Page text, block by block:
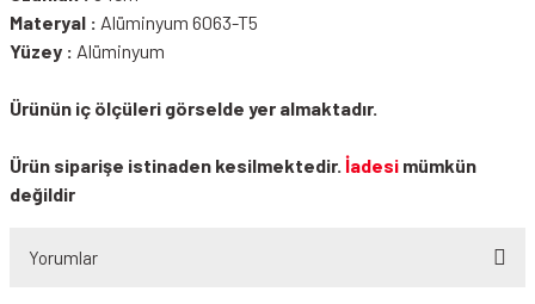
Materyal : Alüminyum 6063-T5
Yüzey : Alüminyum
Ürünün iç ölçüleri görselde yer almaktadır.
Ürün siparişe istinaden kesilmektedir. İadesi mümkün
değildir
Yorumlar